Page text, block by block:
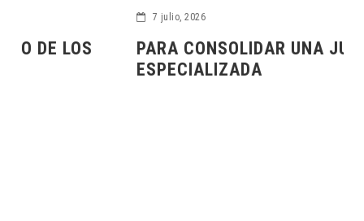
PARA CONSOLIDAR UNA JUSTICIA
ESPECIALIZADA